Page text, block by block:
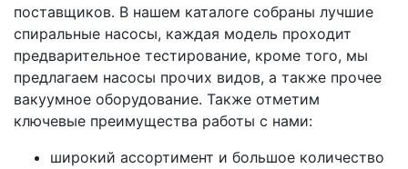
поставщиков. В нашем каталоге собраны лучшие
спиральные насосы, каждая модель проходит
предварительное тестирование, кроме того, мы
предлагаем насосы прочих видов, а также прочее
вакуумное оборудование. Также отметим
ключевые преимущества работы с нами:
широкий ассортимент и большое количество